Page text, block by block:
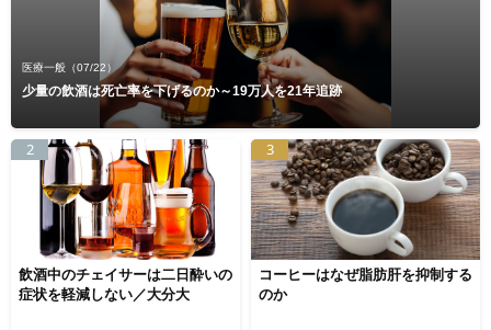
医療一般 （07/22）
少量の飲酒は死亡率を下げるのか～19万人を21年追跡
2
飲酒中のチェイサーは二日酔いの
症状を軽減しない／大分大
3
コーヒーはなぜ脂肪肝を抑制する
のか